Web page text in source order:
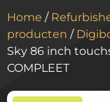
Home /
producten /
Sky 86 inch
COMPLEET